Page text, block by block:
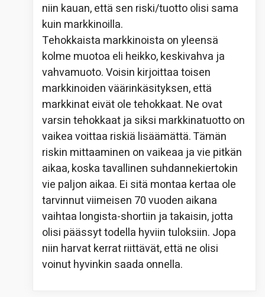
niin kauan, että sen riski/tuotto olisi sama
kuin markkinoilla.
Tehokkaista markkinoista on yleensä
kolme muotoa eli heikko, keskivahva ja
vahvamuoto. Voisin kirjoittaa toisen
markkinoiden väärinkäsityksen, että
markkinat eivät ole tehokkaat. Ne ovat
varsin tehokkaat ja siksi markkinatuotto on
vaikea voittaa riskiä lisäämättä. Tämän
riskin mittaaminen on vaikeaa ja vie pitkän
aikaa, koska tavallinen suhdannekiertokin
vie paljon aikaa. Ei sitä montaa kertaa ole
tarvinnut viimeisen 70 vuoden aikana
vaihtaa longista-shortiin ja takaisin, jotta
olisi päässyt todella hyviin tuloksiin. Jopa
niin harvat kerrat riittävät, että ne olisi
voinut hyvinkin saada onnella.